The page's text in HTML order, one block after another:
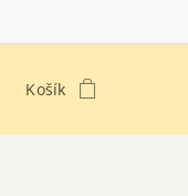
Košík